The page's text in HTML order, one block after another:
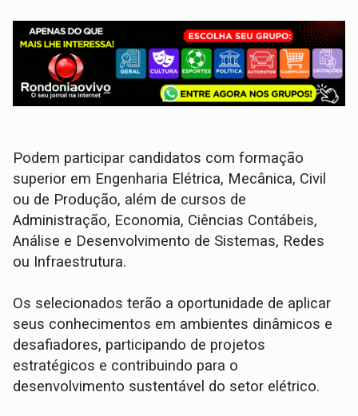
Podem participar candidatos com formação
superior em Engenharia Elétrica, Mecânica, Civil
ou de Produção, além de cursos de
Administração, Economia, Ciências Contábeis,
Análise e Desenvolvimento de Sistemas, Redes
ou Infraestrutura.
Os selecionados terão a oportunidade de aplicar
seus conhecimentos em ambientes dinâmicos e
desafiadores, participando de projetos
estratégicos e contribuindo para o
desenvolvimento sustentável do setor elétrico.